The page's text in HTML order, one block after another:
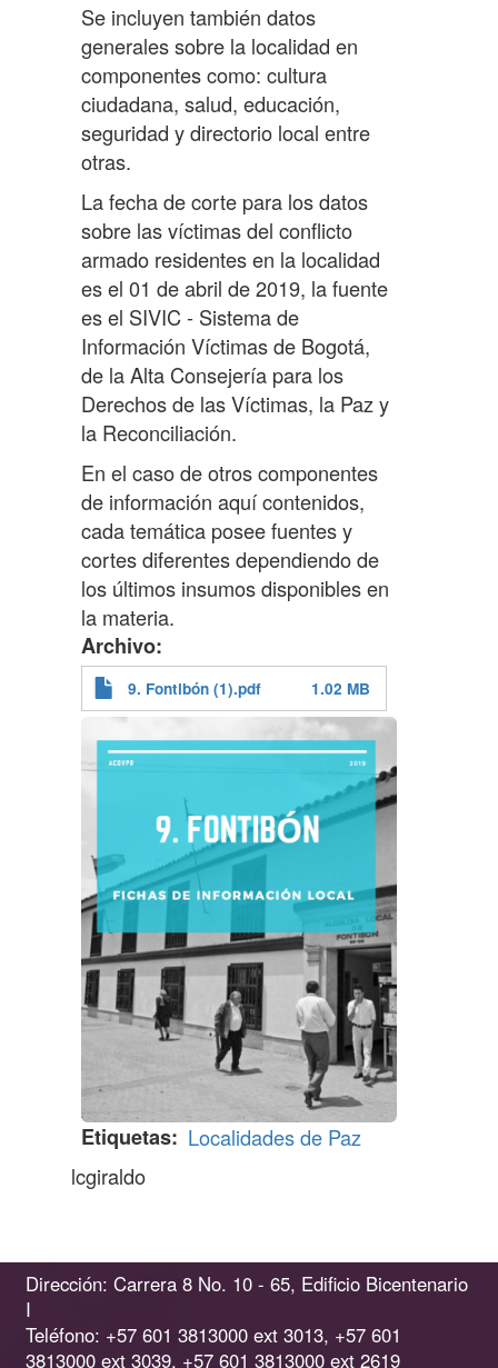
Se incluyen también datos
generales sobre la localidad en
componentes como: cultura
ciudadana, salud, educación,
seguridad y directorio local entre
otras.
La fecha de corte para los datos
sobre las víctimas del conflicto
armado residentes en la localidad
es el 01 de abril de 2019, la fuente
es el SIVIC - Sistema de
Información Víctimas de Bogotá,
de la Alta Consejería para los
Derechos de las Víctimas, la Paz y
la Reconciliación.
En el caso de otros componentes
de información aquí contenidos,
cada temática posee fuentes y
cortes diferentes dependiendo de
los últimos insumos disponibles en
la materia.
Archivo
9. Fontibón (1).pdf 1.02 MB
Etiquetas
Localidades de Paz
lcgiraldo
Dirección: Carrera 8 No. 10 - 65, Edificio Bicentenario
I
Teléfono: +57 601 3813000 ext 3013, +57 601
3813000 ext 3039, +57 601 3813000 ext 2619